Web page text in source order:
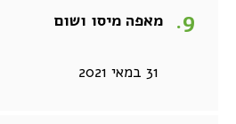
מאפה מיסו ושום
31 במאי 2021